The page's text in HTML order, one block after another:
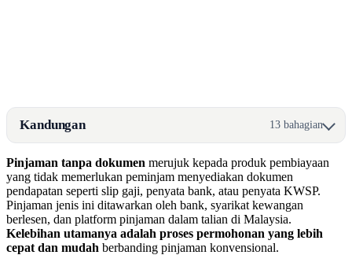
Kandungan 13 bahagian
Pinjaman tanpa dokumen merujuk kepada produk pembiayaan
yang tidak memerlukan peminjam menyediakan dokumen
pendapatan seperti slip gaji, penyata bank, atau penyata KWSP.
Pinjaman jenis ini ditawarkan oleh bank, syarikat kewangan
berlesen, dan platform pinjaman dalam talian di Malaysia.
Kelebihan utamanya adalah proses permohonan yang lebih
cepat dan mudah berbanding pinjaman konvensional.